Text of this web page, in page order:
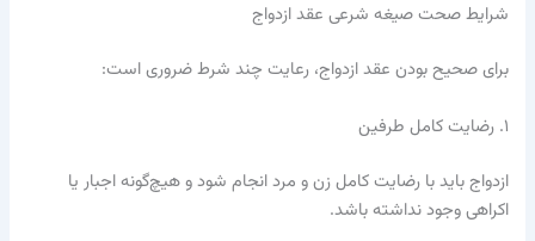
شرایط صحت صیغه شرعی عقد ازدواج
برای صحیح بودن عقد ازدواج، رعایت چند شرط ضروری است:
۱. رضایت کامل طرفین
ازدواج باید با رضایت کامل زن و مرد انجام شود و هیچ‌گونه اجبار یا
اکراهی وجود نداشته باشد.